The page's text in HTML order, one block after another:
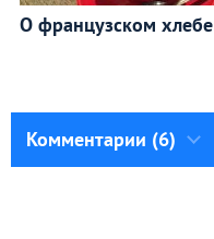
О французском хлебе
Комментарии (6)